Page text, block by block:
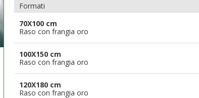
Formati
70X100 cm
Raso con frangia oro
100X150 cm
Raso con frangia oro
120X180 cm
Raso con frangia oro